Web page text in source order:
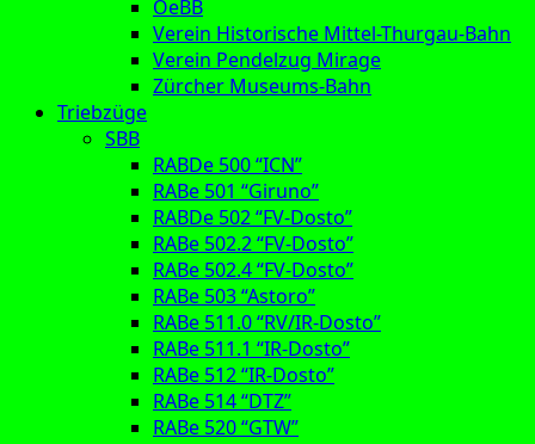
OeBB
Verein Historische Mittel-Thurgau-Bahn
Verein Pendelzug Mirage
Zürcher Museums-Bahn
Triebzüge
SBB
RABDe 500 “ICN”
RABe 501 “Giruno”
RABDe 502 “FV-Dosto”
RABe 502.2 “FV-Dosto”
RABe 502.4 “FV-Dosto”
RABe 503 “Astoro”
RABe 511.0 “RV/IR-Dosto”
RABe 511.1 “IR-Dosto”
RABe 512 “IR-Dosto”
RABe 514 “DTZ”
RABe 520 “GTW”